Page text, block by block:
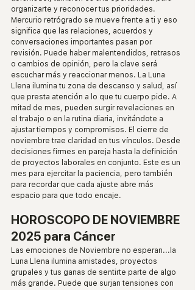
organizarte y reconocer tus prioridades.
Mercurio retrógrado se mueve frente a ti y eso
significa que las relaciones, acuerdos y
conversaciones importantes pasan por
revisión. Puede haber malentendidos, retrasos
o cambios de opinión, pero la clave será
escuchar más y reaccionar menos. La Luna
Llena ilumina tu zona de descanso y salud, así
que presta atención a lo que tu cuerpo pide. A
mitad de mes, pueden surgir revelaciones en
el trabajo o en la rutina diaria, invitándote a
ajustar tiempos y compromisos. El cierre de
noviembre trae claridad en tus vínculos. Desde
decisiones firmes en pareja hasta la definición
de proyectos laborales en conjunto. Este es un
mes para ejercitar la paciencia, pero también
para recordar que cada ajuste abre más
espacio para que todo encaje.
HOROSCOPO DE NOVIEMBRE
2025 para Cáncer
Las emociones de Noviembre no esperan...la
Luna Llena ilumina amistades, proyectos
grupales y tus ganas de sentirte parte de algo
más grande. Puede que surjan tensiones con